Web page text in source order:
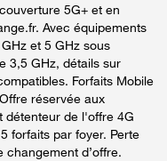
5G+ et en
Avec équipements
et 5 GHz sous
3,5 GHz, détails sur
Forfaits Mobile
réservée aux
détenteur de l'offre 4G
forfaits par foyer. Perte
d’offre.